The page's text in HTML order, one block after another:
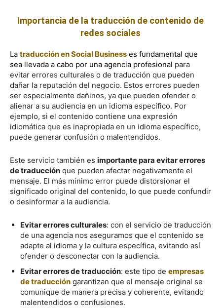
Importancia de la traducción de contenido de
redes sociales
La traducciónen Social Business es fundamental que
sea llevada a cabo por una agencia profesional para
evitar errores culturales o de traducción que pueden
dañar la reputación del negocio. Estos errores pueden
ser especialmente dañinos, ya que pueden ofender o
alienar a su audiencia en un idioma específico. Por
ejemplo, si el contenido contiene una expresión
idiomática que es inapropiada en un idioma específico,
puede generar confusión o malentendidos.
Este servicio también es importante para evitar errores
de traducción que pueden afectar negativamente el
mensaje. El más mínimo error puede distorsionar el
significado original del contenido, lo que puede confundir
o desinformar a la audiencia.
Evitar errores culturales: con el servicio de traducción
de una agencia nos aseguramos que el contenido se
adapte al idioma y la cultura específica, evitando así
ofender o desconectar con la audiencia.
Evitar errores de traducción: este tipo de empresas
de traducción garantizan que el mensaje original se
comunique de manera precisa y coherente, evitando
malentendidos o confusiones.